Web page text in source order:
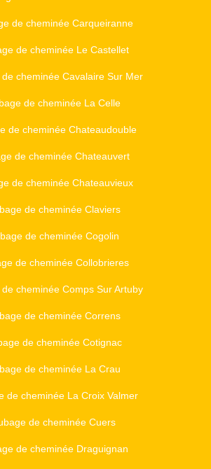
de cheminée Carqueiranne
de cheminée Le Castellet
cheminée Cavalaire Sur Mer
de cheminée La Celle
de cheminée Chateaudouble
de cheminée Chateauvert
de cheminée Chateauvieux
de cheminée Claviers
de cheminée Cogolin
de cheminée Collobrieres
cheminée Comps Sur Artuby
de cheminée Correns
de cheminée Cotignac
de cheminée La Crau
de cheminée La Croix Valmer
de cheminée Cuers
de cheminée Draguignan